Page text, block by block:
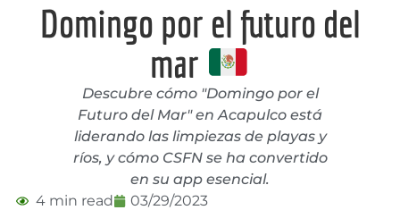
Domingo por el futuro del
mar
Descubre cómo "Domingo por el
Futuro del Mar" en Acapulco está
liderando las limpiezas de playas y
ríos, y cómo CSFN se ha convertido
en su app esencial.
4 min read
03/29/2023